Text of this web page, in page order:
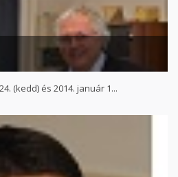
(kedd) és 2014. január 1...